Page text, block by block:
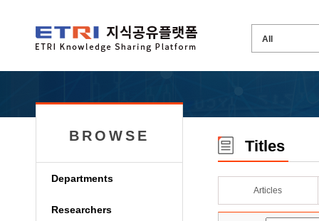
BROWSE
Departments
Researchers
Titles
Articles